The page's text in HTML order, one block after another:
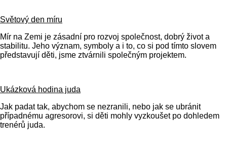
Světový den míru
Mír na Zemi je zásadní pro rozvoj společnost, dobrý život a
stabilitu. Jeho význam, symboly a i to, co si pod tímto slovem
představují děti, jsme ztvárnili společným projektem.
Ukázková hodina juda
Jak padat tak, abychom se nezranili, nebo jak se ubránit
případnému agresorovi, si děti mohly vyzkoušet po dohledem
trenérů juda.